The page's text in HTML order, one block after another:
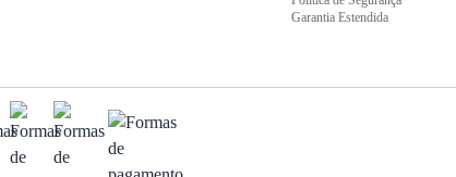
Garantia Estendida